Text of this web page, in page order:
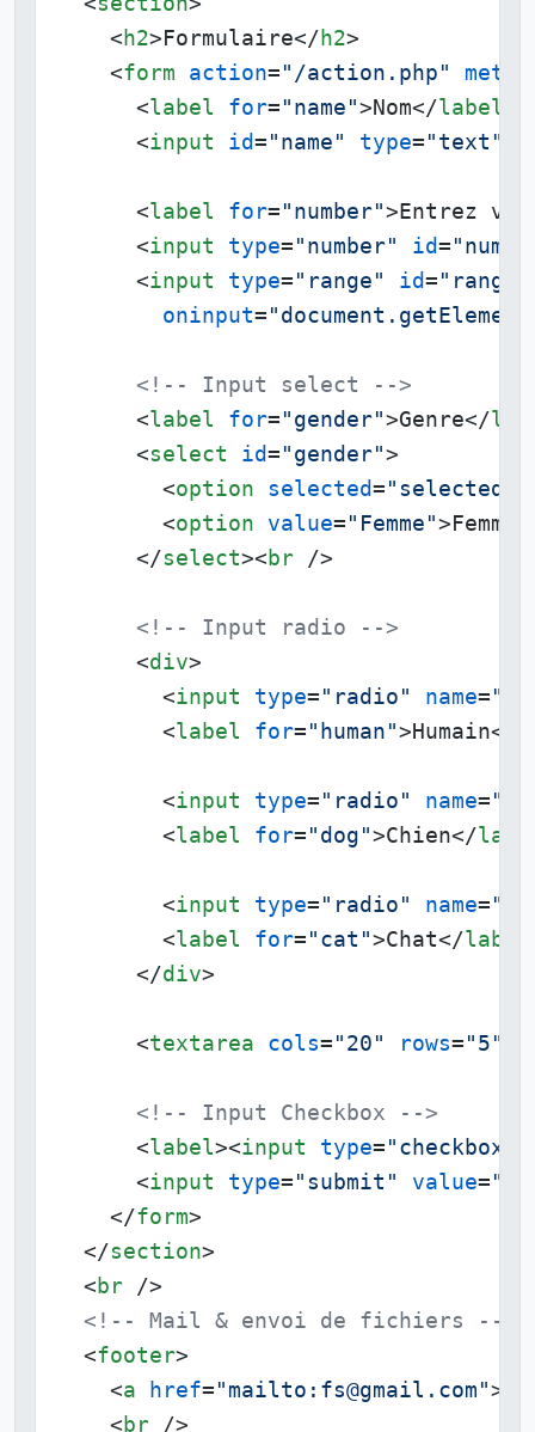
< h2>Formulaire</ h2>
<form action= "/action.php"
<label for= "name">Nom</label
<input id= "name" type= "text"
<label for= "number">Entrez
<input type= "number" id=
<input type= "range" id= "range-
oninput=
<!-- Input select -->
<label for= "gender">Genre</
<select id= "gender">
<option selected= "selected"
<option value= "Femme">Femme
</select>< br />
<!-- Input radio -->
<div>
<input type= "radio" name=
<label for= "human">Humain</
<input type= "radio" name=
<label for= "dog">Chien</
<input type= "radio" name=
<label for= "cat">Chat</label
</div>
<textarea cols= "20" rows= "5"
<!-- Input Checkbox -->
<label><input type= "checkbox"
<input type= "submit" value=
</form>
</section>
< br />
<!-- Mail & envoi de fichiers -->
<footer>
<a href= "mailto:fs@gmail.com">
< br />